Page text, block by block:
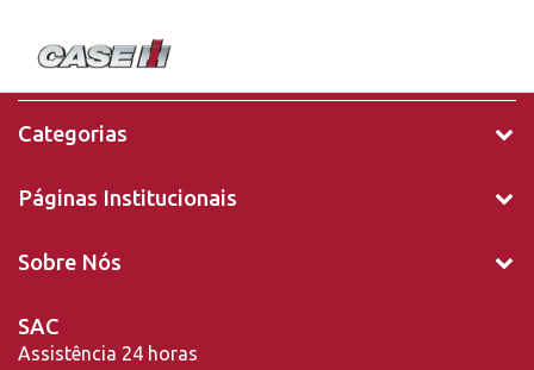
Categorias
Páginas Institucionais
Sobre Nós
SAC
Assistência 24 horas